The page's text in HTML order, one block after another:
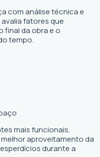
com análise técnica e
fatores que
final da obra e o
tempo.
mais funcionais,
aproveitamento da
durante a